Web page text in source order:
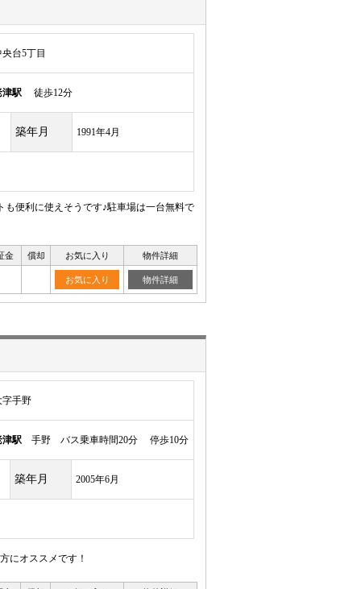
台5丁目
津駅 徒歩12分
築年月 1991年4月
便利に使えそうです♪駐車場は一台無料で
金 償却 お気に入り 物件詳細
お気に入り 物件詳細
字手野
津駅 手野 バス乗車時間20分 停歩10分
築年月 2005年6月
にオススメです！